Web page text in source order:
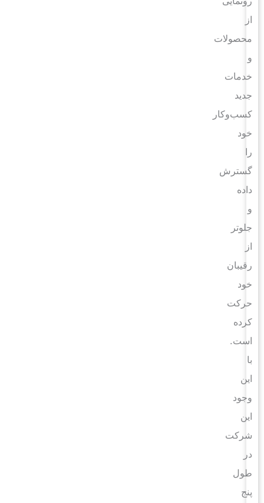
محصولات
خدمات
جدید
کسب‌وکار
خود
گسترش
داده
جلوتر
رقیبان
خود
حرکت
کرده
است.
وجود
شرکت
طول